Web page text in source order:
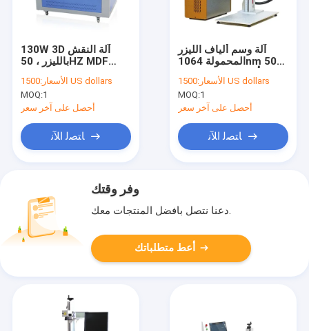
130W 3D آلة النقش
بالليزر ، 50HZ MDF
الليزر القاطع CE
المعتمدة
الأسعار: 1500 US dollars
MOQ:1
أحصل على آخر سعر
ﺎﺘﺼﻟ ﺍﻶﻧ
آلة وسم ألياف الليزر
المحمولة 1064nm 50W
أوتوماتيكية للمعادن
الأسعار: 1500 US dollars
MOQ:1
أحصل على آخر سعر
ﺎﺘﺼﻟ ﺍﻶﻧ
وفر وقتك
دعنا نتصل بأفضل المنتجات معك.
أعط متطلباتك